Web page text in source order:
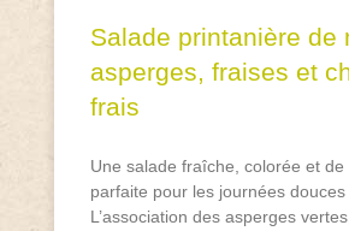
Salade printanière de
asperges, fraises et
frais
Une salade fraîche, colorée et de
parfaite pour les journées douces
L’association des asperges